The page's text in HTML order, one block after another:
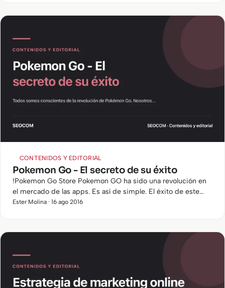
CONTENIDOS Y EDITORIAL
Pokemon Go - El secreto de su éxito
!Pokemon Go Store Pokemon GO ha sido una revolución en
el mercado de las apps. Es así de simple. El éxito de este
juego de Niantic en colaboración con Nintendo ha
Ester Molina · 16 ago 2016